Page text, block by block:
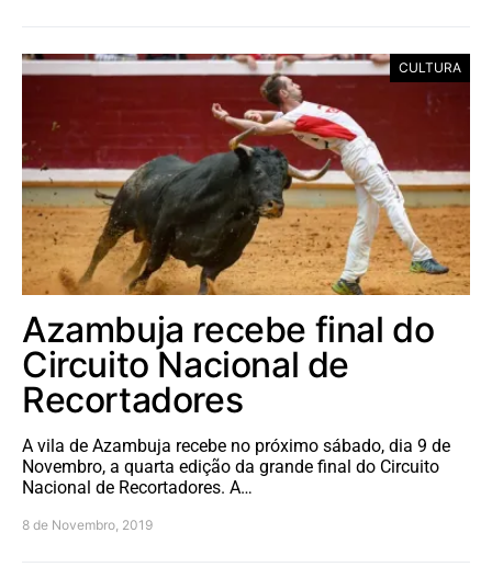
CULTURA
Azambuja recebe final do
Circuito Nacional de
Recortadores
A vila de Azambuja recebe no próximo sábado, dia 9 de
Novembro, a quarta edição da grande final do Circuito
Nacional de Recortadores. A…
8 de Novembro, 2019